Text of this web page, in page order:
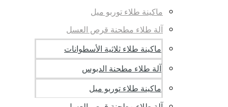
ماكينة طلاء توربو ميل
آلة طلاء مطحنة قرص العسل
ماكينة طلاء ثلاثية الأسطوانات
آلة طلاء مطحنة الدبوس
ماكينة طلاء توربو ميل